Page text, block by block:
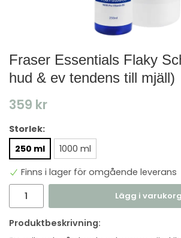
Fraser Essentials Flaky
hud & ev tendens till mjäll)
359 kr
Storlek:
250 ml
1000 ml
Finns i lager för omgående leverans
Lägg i
Produktbeskrivning: